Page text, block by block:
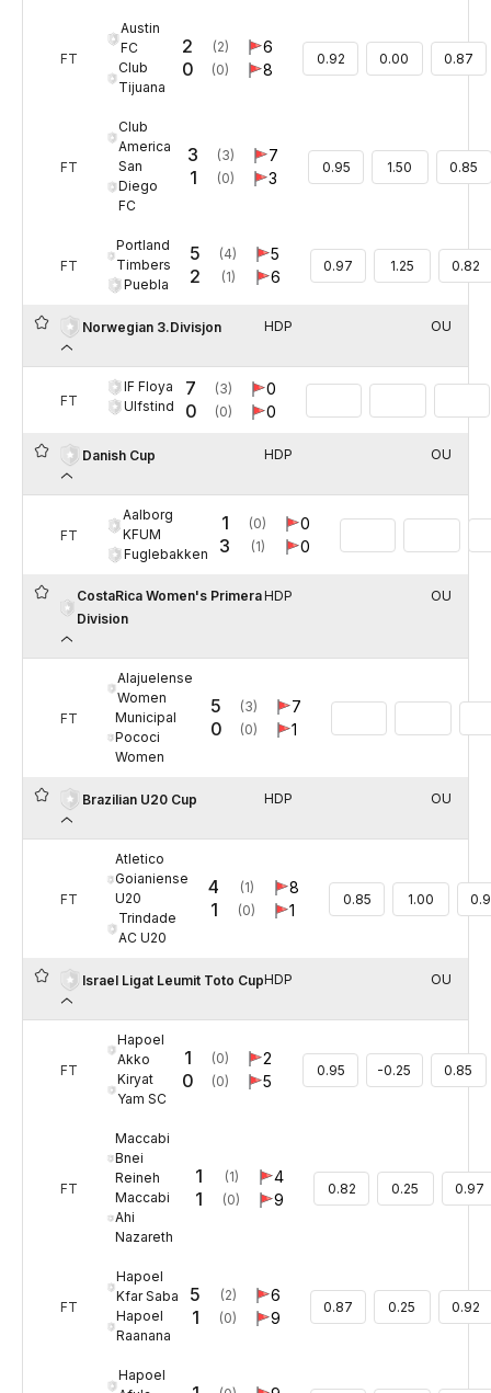
FT
Austin
FC
Club
Tijuana
2
0
(2)
(0)
6
8
0.92 0.00 0.87
FT
Club
America
San
Diego
FC
3
1
(3)
(0)
7
3
0.95 1.50 0.85
FT
Portland
Timbers
Puebla
5
2
(4)
(1)
5
6
0.97 1.25 0.82
Norwegian 3.Divisjon HDP OU
FT
IF Floya
Ulfstind
7
0
(3)
(0)
0
0
Danish Cup HDP OU
FT
Aalborg
KFUM
Fuglebakken
1
3
(0)
(1)
0
0
CostaRica Women's Primera
Division
HDP OU
FT
Alajuelense
Women
Municipal
Pococi
Women
5
0
(3)
(0)
7
1
Brazilian U20 Cup HDP OU
FT
Atletico
Goianiense
U20
Trindade
AC U20
4
1
(1)
(0)
8
1
0.85 1.00
Israel Ligat Leumit Toto CupHDP OU
FT
Hapoel
Akko
Kiryat
Yam SC
1
0
(0)
(0)
2
5
0.95 -0.25 0.85
FT
Maccabi
Bnei
Reineh
Maccabi
Ahi
Nazareth
1
1
(1)
(0)
4
9
0.82 0.25 0.97
FT
Hapoel
Kfar Saba
Hapoel
Raanana
5
1
(2)
(0)
6
9
0.87 0.25 0.92
Hapoel